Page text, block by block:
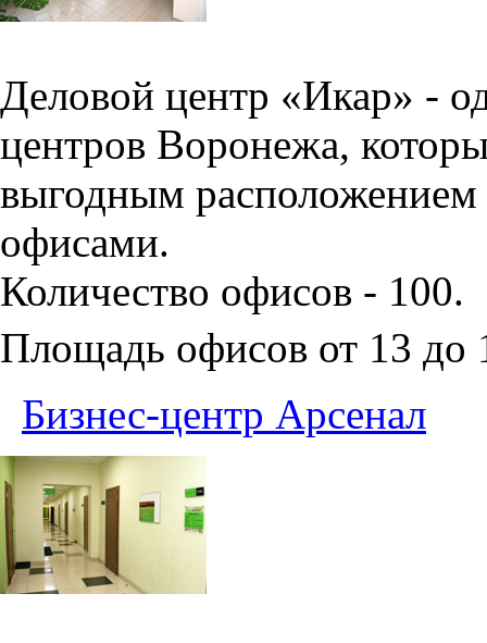
Деловой центр «Икар» -
центров Воронежа,
выгодным
офисами.
Количество офисов - 100.
Площадь офисов от 13 до
Бизнес-центр Арсенал